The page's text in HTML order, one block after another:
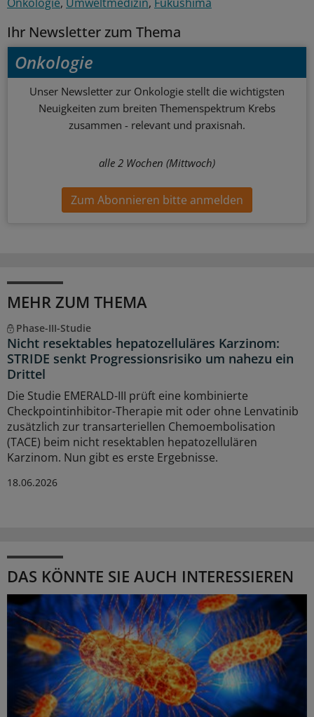
Ihr Newsletter zum Thema
Onkologie
Unser Newsletter zur Onkologie stellt die wichtigsten
Neuigkeiten zum breiten Themenspektrum Krebs
zusammen - relevant und praxisnah.
alle 2 Wochen (Mittwoch)
Zum Abonnieren bitte anmelden
MEHR ZUM THEMA
Phase-III-Studie
Nicht resektables hepatozelluläres Karzinom:
STRIDE senkt Progressionsrisiko um nahezu ein
Drittel
Die Studie EMERALD-III prüft eine kombinierte
Checkpointinhibitor-Therapie mit oder ohne Lenvatinib
zusätzlich zur transarteriellen Chemoembolisation
(TACE) beim nicht resektablen hepatozellulären
Karzinom. Nun gibt es erste Ergebnisse.
18.06.2026
DAS KÖNNTE SIE AUCH INTERESSIEREN